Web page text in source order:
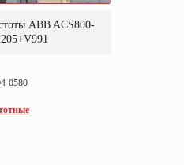
ABB ACS800-
0580-